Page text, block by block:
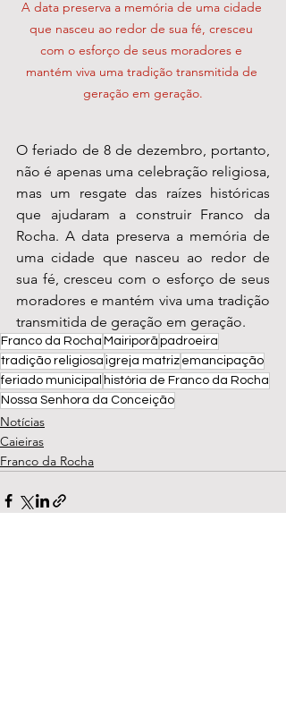
A data preserva a memória de uma cidade
que nasceu ao redor de sua fé, cresceu
com o esforço de seus moradores e
mantém viva uma tradição transmitida de
geração em geração.
O feriado de 8 de dezembro, portanto,
não é apenas uma celebração religiosa,
mas um resgate das raízes históricas
que ajudaram a construir Franco da
Rocha. A data preserva a memória de
uma cidade que nasceu ao redor de
sua fé, cresceu com o esforço de seus
moradores e mantém viva uma tradição
transmitida de geração em geração.
Franco da Rocha Mairiporã padroeira
tradição religiosa igreja matriz emancipação
feriado municipal história de Franco da Rocha
Nossa Senhora da Conceição
Notícias
Caieiras
Franco da Rocha